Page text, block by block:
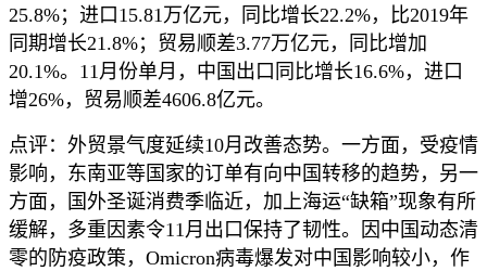
25.8%；进口15.81万亿元，同比增长22.2%，比2019年
同期增长21.8%；贸易顺差3.77万亿元，同比增加
20.1%。11月份单月，中国出口同比增长16.6%，进口
增26%，贸易顺差4606.8亿元。
点评：外贸景气度延续10月改善态势。一方面，受疫情
影响，东南亚等国家的订单有向中国转移的趋势，另一
方面，国外圣诞消费季临近，加上海运“缺箱”现象有所
缓解，多重因素令11月出口保持了韧性。因中国动态清
零的防疫政策，Omicron病毒爆发对中国影响较小，作